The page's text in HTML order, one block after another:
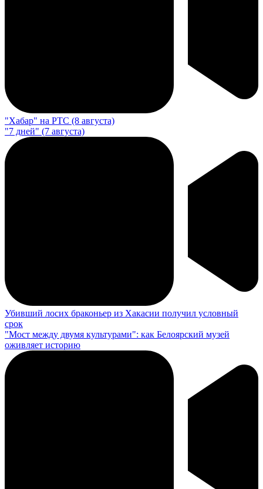
"Хабар" на РТС (8 августа)
"7 дней" (7 августа)
Убивший лосих браконьер из Хакасии получил условный
срок
"Мост между двумя культурами": как Белоярский музей
оживляет историю